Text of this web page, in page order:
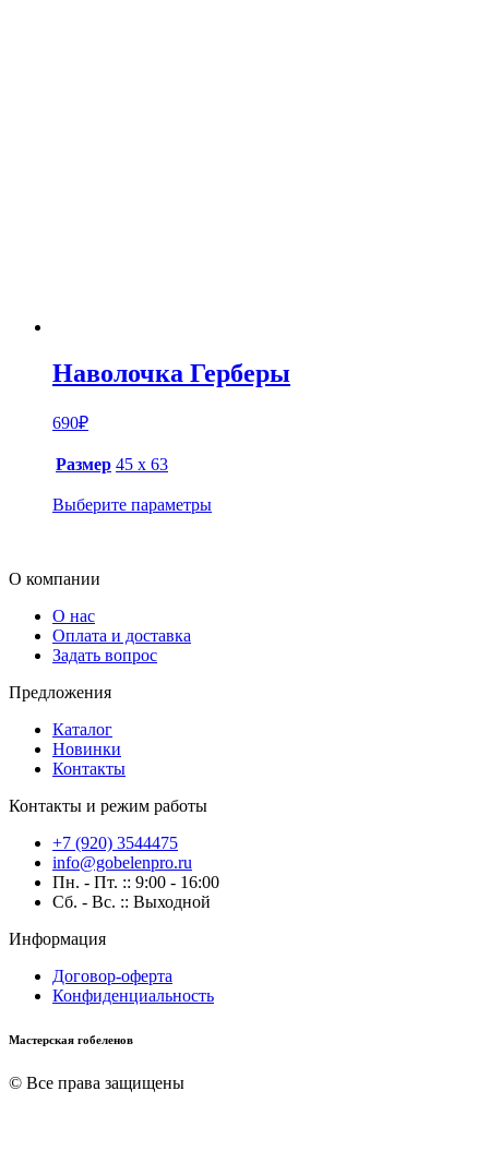
Наволочка Герберы
690₽
Размер 45 х 63
Выберите параметры
О компании
О нас
Оплата и доставка
Задать вопрос
Предложения
Каталог
Новинки
Контакты
Контакты и режим работы
+7 (920) 3544475
info@gobelenpro.ru
Пн. - Пт. :: 9:00 - 16:00
Сб. - Вс. :: Выходной
Информация
Договор-оферта
Конфиденциальность
Мастерская гобеленов
© Все права защищены